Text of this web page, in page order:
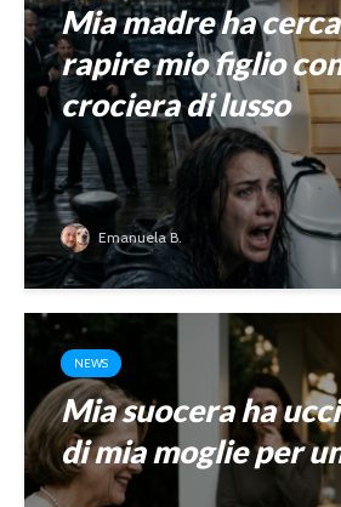
Mia madre ha
rapire mio figlio
crociera di lusso
Emanuela B.
NEWS
Mia suocera ha
di mia moglie per